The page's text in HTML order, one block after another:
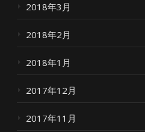
2018年3月
2018年2月
2018年1月
2017年12月
2017年11月